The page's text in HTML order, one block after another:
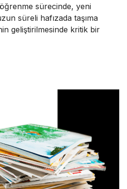
sürecinde, yeni
süreli hafızada taşıma
geliştirilmesinde kritik bir